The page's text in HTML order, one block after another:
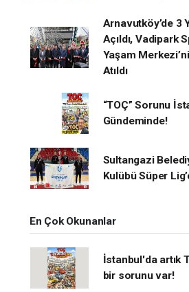
Arnavutköy’de 3
Açıldı, Vadipark
Yaşam
Atıldı
“TOÇ” Sorunu
Gündeminde!
Sultangazi
Kulübü Süper
En Çok Okunanlar
İstanbul'da artık
bir sorunu var!